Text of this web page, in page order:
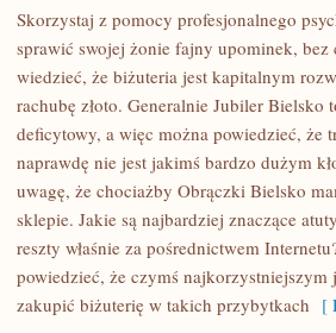
SPOSÓB
WŁASNĄ
Skorzystaj z pomocy profesjonalnego
sprawić swojej żonie fajny upominek,
wiedzieć, że biżuteria jest kapitalnym
rachubę złoto. Generalnie Jubiler Bielsko
deficytowy, a więc można powiedzieć, że
naprawdę nie jest jakimś bardzo dużym
uwagę, że chociażby Obrączki Bielsko
sklepie. Jakie są najbardziej znaczące
reszty właśnie za pośrednictwem
powiedzieć, że czymś
zakupić biżuterię w takich przybytkach [